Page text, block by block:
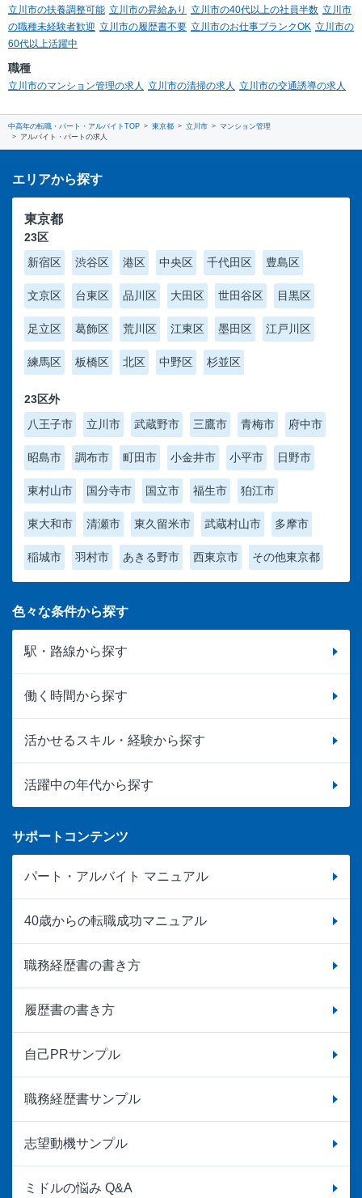
立川市の扶養調整可能 立川市の昇給あり 立川市の40代以上の社員半数 立川市
の職種未経験者歓迎 立川市の履歴書不要 立川市のお仕事ブランクOK 立川市の
60代以上活躍中
職種
立川市のマンション管理の求人 立川市の清掃の求人 立川市の交通誘導の求人
中高年の転職・パート・アルバイトTOP 東京都 立川市
マンション管理
アルバイト・パートの求人
エリアから探す
東京都
23区
新宿区
渋谷区 港区 中央区 千代田区 豊島区
文京区 台東区 品川区 大田区 世田谷区 目黒区
足立区 葛飾区 荒川区 江東区 墨田区 江戸川区
練馬区 板橋区 北区 中野区 杉並区
23区外
八王子市
立川市 武蔵野市 三鷹市 青梅市 府中市
昭島市 調布市 町田市 小金井市 小平市 日野市
東村山市 国分寺市 国立市 福生市 狛江市
東大和市 清瀬市 東久留米市 武蔵村山市 多摩市
稲城市 羽村市 あきる野市 西東京市 その他東京都
色々な条件から探す
駅・路線から探す
働く時間から探す
活かせるスキル・経験から探す
活躍中の年代から探す
サポートコンテンツ
パート・アルバイト マニュアル
40歳からの転職成功マニュアル
職務経歴書の書き方
履歴書の書き方
自己PRサンプル
職務経歴書サンプル
志望動機サンプル
ミドルの悩み Q&A